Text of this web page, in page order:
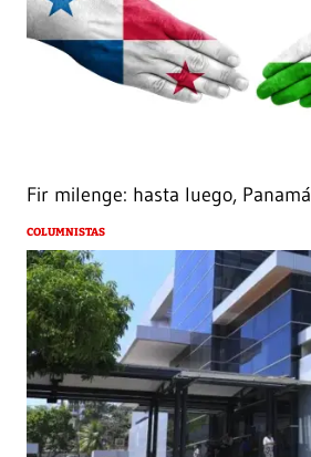
Fir milenge: hasta luego, Panamá
COLUMNISTAS